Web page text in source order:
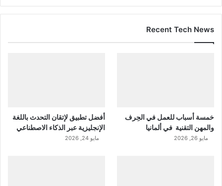
Recent Tech News
خمسة أسباب للعمل في الحِرف
والمهن التقنية في ألمانيا
مايو 26, 2026
أفضل تطبيق لإتقان التحدث باللغة
الإنجليزية عبر الذكاء الاصطناعي
مايو 24, 2026